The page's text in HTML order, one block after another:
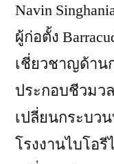
Navin
ผู้ก่อตั้ง
เชี่ยวชาญด้าน
ประกอบชีวมว
เปลี่ยนกระบว
โรงงานไบโอ